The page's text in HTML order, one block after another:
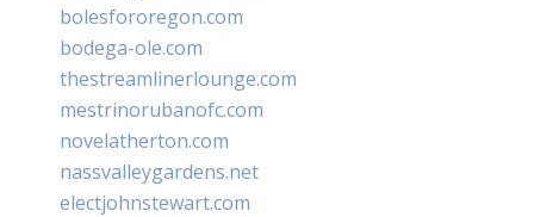
bolesfororegon.com
bodega-ole.com
thestreamlinerlounge.com
mestrinorubanofc.com
novelatherton.com
nassvalleygardens.net
electjohnstewart.com